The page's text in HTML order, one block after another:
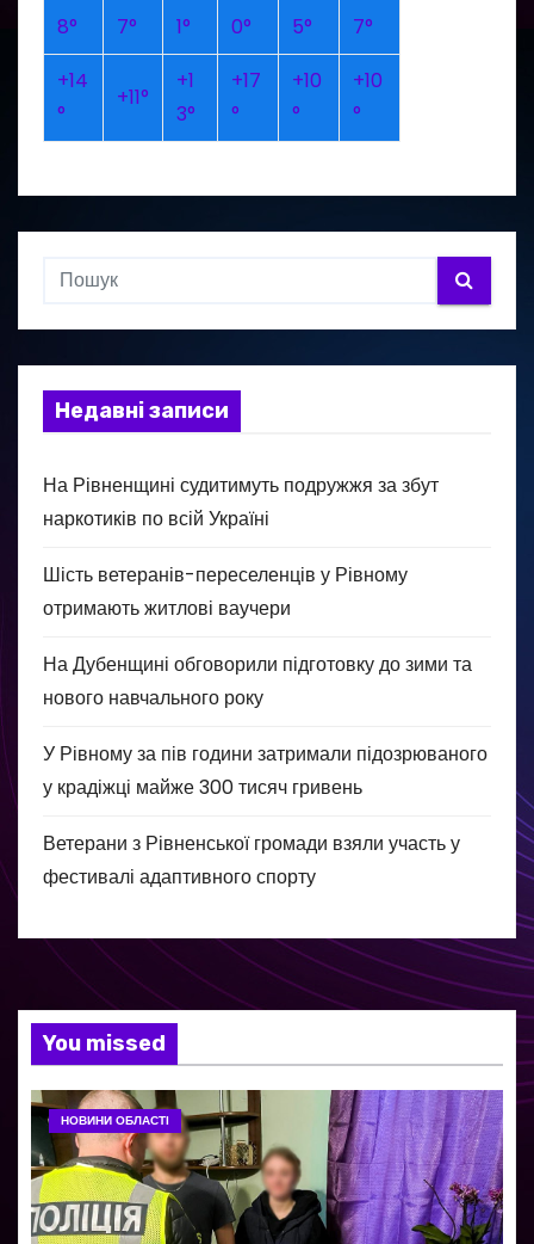
8°
7°
1°
0°
5°
7°
+14
°
+11°
+1
3°
+17
°
+10
°
+10
°
Недавні записи
На Рівненщині судитимуть подружжя за збут
наркотиків по всій Україні
Шість ветеранів-переселенців у Рівному
отримають житлові ваучери
На Дубенщині обговорили підготовку до зими та
нового навчального року
У Рівному за пів години затримали підозрюваного
у крадіжці майже 300 тисяч гривень
Ветерани з Рівненської громади взяли участь у
фестивалі адаптивного спорту
You missed
НОВИНИ ОБЛАСТІ